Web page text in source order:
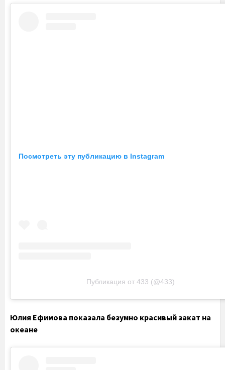
Посмотреть эту публикацию в Instagram
Публикация от 433 (@433)
Юлия Ефимова показала безумно красивый закат на
океане